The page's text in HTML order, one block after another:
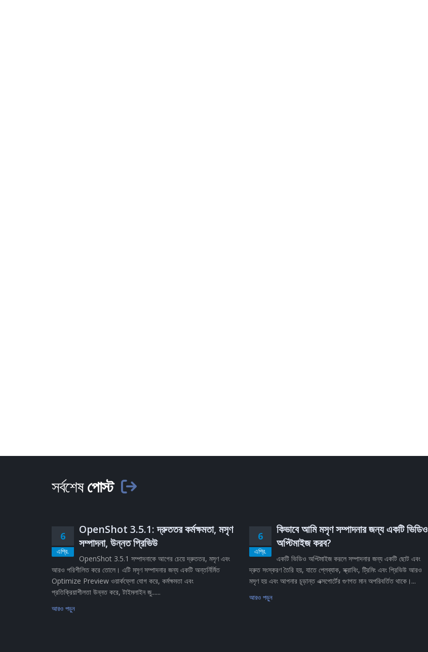
সর্বশেষপোস্ট
6
এপ্রি.
OpenShot 3.5.1: দ্রুততর কর্মক্ষমতা, মসৃণ
সম্পাদনা, উন্নত প্রিভিউ
OpenShot 3.5.1 সম্পাদনাকে আগের চেয়ে দ্রুততর, মসৃণ এবং
আরও পরিশীলিত করে তোলে। এটি মসৃণ সম্পাদনার জন্য একটি অন্তর্নির্মিত
Optimize Preview ওয়ার্কফ্লো যোগ করে, কর্মক্ষমতা এবং
প্রতিক্রিয়াশীলতা উন্নত করে, টাইমলাইন জু......
আরও পড়ুন
6
এপ্রি.
কিভাবে আমি মসৃণ সম্পাদনার জন্য একটি ভিডিও
অপ্টিমাইজ করব?
একটি ভিডিও অপ্টিমাইজ করলে সম্পাদনার জন্য একটি ছোট এবং
দ্রুত সংস্করণ তৈরি হয়, যাতে প্লেব্যাক, স্ক্রাবিং, ট্রিমিং এবং প্রিভিউ আরও
মসৃণ হয় এবং আপনার চূড়ান্ত এক্সপোর্টের গুণগত মান অপরিবর্তিত থাকে।...
আরও পড়ুন